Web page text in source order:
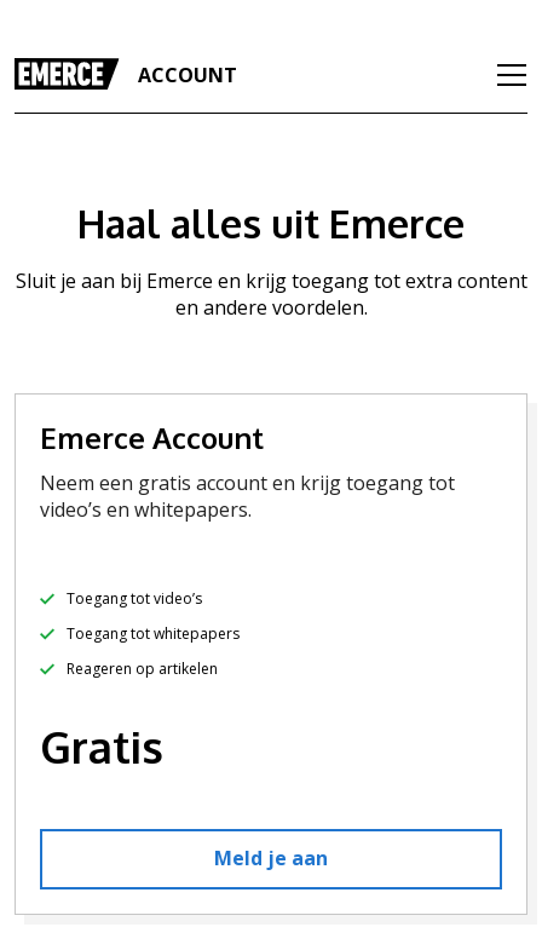
ACCOUNT
Haal alles uit Emerce
Sluit je aan bij Emerce en krijg toegang tot extra content
en andere voordelen.
Emerce Account
Neem een gratis account en krijg toegang tot
video’s en whitepapers.
Toegang tot video’s
Toegang tot whitepapers
Reageren op artikelen
Gratis
Meld je aan